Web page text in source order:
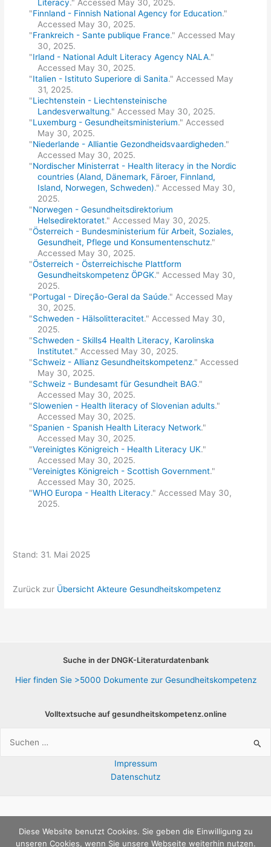
Literacy." Accessed May 30, 2025.
"Finnland - Finnish National Agency for Education."
Accessed May 30, 2025.
"Frankreich - Sante publique France." Accessed May
30, 2025.
"Irland - National Adult Literacy Agency NALA."
Accessed May 30, 2025.
"Italien - Istituto Superiore di Sanita." Accessed May
31, 2025.
"Liechtenstein - Liechtensteinische
Landesverwaltung." Accessed May 30, 2025.
"Luxemburg - Gesundheitsministerium." Accessed
May 30, 2025.
"Niederlande - Alliantie Gezondheidsvaardigheden."
Accessed May 30, 2025.
"Nordischer Ministerrat - Health literacy in the Nordic
countries (Aland, Dänemark, Färoer, Finnland,
Island, Norwegen, Schweden)." Accessed May 30,
2025.
"Norwegen - Gesundheitsdirektorium
Helsedirektoratet." Accessed May 30, 2025.
"Österreich - Bundesministerium für Arbeit, Soziales,
Gesundheit, Pflege und Konsumentenschutz."
Accessed May 30, 2025.
"Österreich - Österreichische Plattform
Gesundheitskompetenz ÖPGK." Accessed May 30,
2025.
"Portugal - Direção-Geral da Saúde." Accessed May
30, 2025.
"Schweden - Hälsolitteracitet." Accessed May 30,
2025.
"Schweden - Skills4 Health Literacy, Karolinska
Institutet." Accessed May 30, 2025.
"Schweiz - Allianz Gesundheitskompetenz." Accessed
May 30, 2025.
"Schweiz - Bundesamt für Gesundheit BAG."
Accessed May 30, 2025.
"Slowenien - Health literacy of Slovenian adults."
Accessed May 30, 2025.
"Spanien - Spanish Health Literacy Network."
Accessed May 30, 2025.
"Vereinigtes Königreich - Health Literacy UK."
Accessed May 30, 2025.
"Vereinigtes Königreich - Scottish Government."
Accessed May 30, 2025.
"WHO Europa - Health Literacy." Accessed May 30,
2025.
Stand: 31. Mai 2025
Zurück zur Übersicht Akteure Gesundheitskompetenz
Suche in der DNGK-Literaturdatenbank
Hier finden Sie >5000 Dokumente zur Gesundheitskompetenz
Volltextsuche auf gesundheitskompetenz.online
nach:
Impressum
Datenschutz
Copyright © 2026 E-Bibliothek |Deutsches Netzwerk
Gesundheitskompetenz e.V.
Diese Website benutzt Cookies. Sie geben die Einwilligung zu
unseren Cookies, wenn Sie unsere Webseite weiterhin nutzen.